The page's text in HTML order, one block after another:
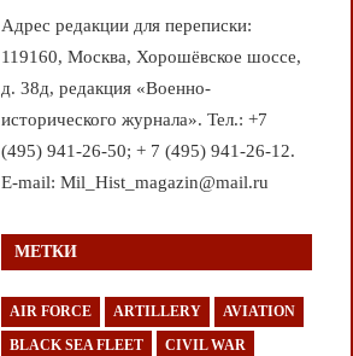
Адрес редакции для переписки:
119160, Москва, Хорошёвское шоссе,
д. 38д, редакция «Военно-
исторического журнала». Тел.: +7
(495) 941-26-50; + 7 (495) 941-26-12.
E-mail: Mil_Hist_magazin@mail.ru
МЕТКИ
AIR FORCE ARTILLERY AVIATION
BLACK SEA FLEET CIVIL WAR